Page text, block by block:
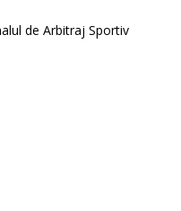
de Arbitraj Sportiv